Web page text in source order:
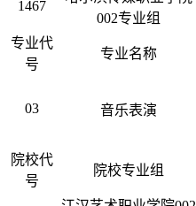
1467
002专业组
专业代
号
专业名称
03 音乐表演
院校代
号
院校专业组